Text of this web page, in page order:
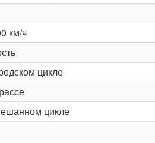
км/ч
цикле
цикле